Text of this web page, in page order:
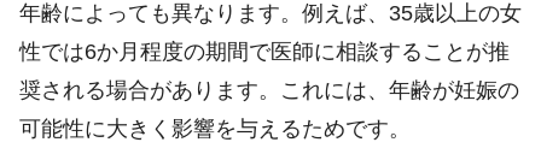
年齢によっても異なります。例えば、35歳以上の女
性では6か月程度の期間で医師に相談することが推
奨される場合があります。これには、年齢が妊娠の
可能性に大きく影響を与えるためです。